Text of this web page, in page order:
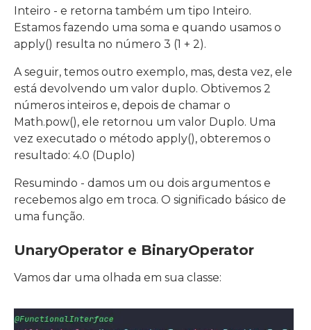
Inteiro - e retorna também um tipo Inteiro.
Estamos fazendo uma soma e quando usamos o
apply() resulta no número 3 (1 + 2).
A seguir, temos outro exemplo, mas, desta vez, ele
está devolvendo um valor duplo. Obtivemos 2
números inteiros e, depois de chamar o
Math.pow(), ele retornou um valor Duplo. Uma
vez executado o método apply(), obteremos o
resultado: 4.0 (Duplo)
Resumindo - damos um ou dois argumentos e
recebemos algo em troca. O significado básico de
uma função.
UnaryOperator e BinaryOperator
Vamos dar uma olhada em sua classe: